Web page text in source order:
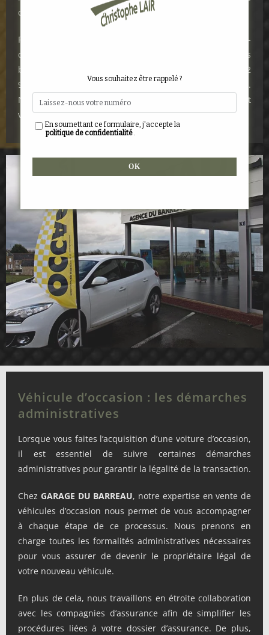
qui répond le mieux à vos exigences et à votre budget.
Pour une location de véhicule utilitaire à Saint-Sauveur-
des-Landes, Saint-Hilaire-des-Landes qui répond à vos
besoins spécifiques, n’hésitez pas à nous contacter au 02
99 99 82 02 ou à utiliser notre formulaire de contact.
Nous sommes là pour vous assister dans votre choix et
vous offrir un service personnalisé.
Véhicule d’occasion : les démarches
administratives
Lorsque vous faites l’acquisition d’une voiture d’occasion,
il est essentiel de suivre certaines démarches
administratives pour garantir la légalité de la transaction.
Chez GARAGE DU BARREAU, notre expertise en vente de
véhicules d’occasion nous permet de vous accompagner
à chaque étape de ce processus. Nous prenons en
charge toutes les formalités administratives nécessaires
pour vous assurer de devenir le propriétaire légal de
votre nouveau véhicule.
En plus de cela, nous travaillons en étroite collaboration
avec les compagnies d’assurance afin de simplifier les
procédures liées à votre dossier d’assurance. De plus,
Vous souhaitez être rappelé ?
En soumettant ce formulaire, j'accepte la
politique de confidentialité.